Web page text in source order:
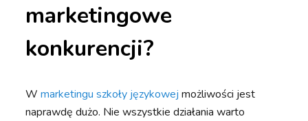
marketingowe
konkurencji?
Wmarketingu szkoły językowej możliwości jest
naprawdę dużo. Nie wszystkie działania warto